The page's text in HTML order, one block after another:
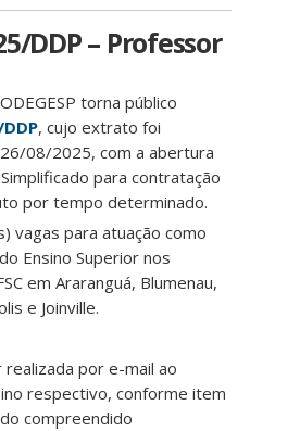
DDP – Professor
torna público
, cujo extrato foi
08/2025, com a abertura
para contratação
por tempo determinado.
vagas para atuação como
Ensino Superior nos
em Araranguá, Blumenau,
e Joinville.
por e-mail ao
respectivo, conforme item
compreendido